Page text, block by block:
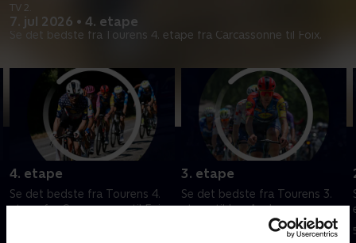
7. jul 2026 • 4. etape
Se det bedste fra Tourens 4. etape fra Carcassonne til Foix.
TV 2.
4. etape
Se det bedste fra Tourens 4.
etape fra Carcassonne til Foix.
3. etape
Se det bedste fra Tourens 3.
etape til Les Angles.